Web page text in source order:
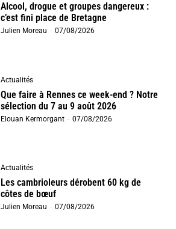
Alcool, drogue et groupes dangereux :
c’est fini place de Bretagne
Julien Moreau - 07/08/2026
Actualités
Que faire à Rennes ce week-end ? Notre
sélection du 7 au 9 août 2026
Elouan Kermorgant - 07/08/2026
Actualités
Les cambrioleurs dérobent 60 kg de
côtes de bœuf
Julien Moreau - 07/08/2026